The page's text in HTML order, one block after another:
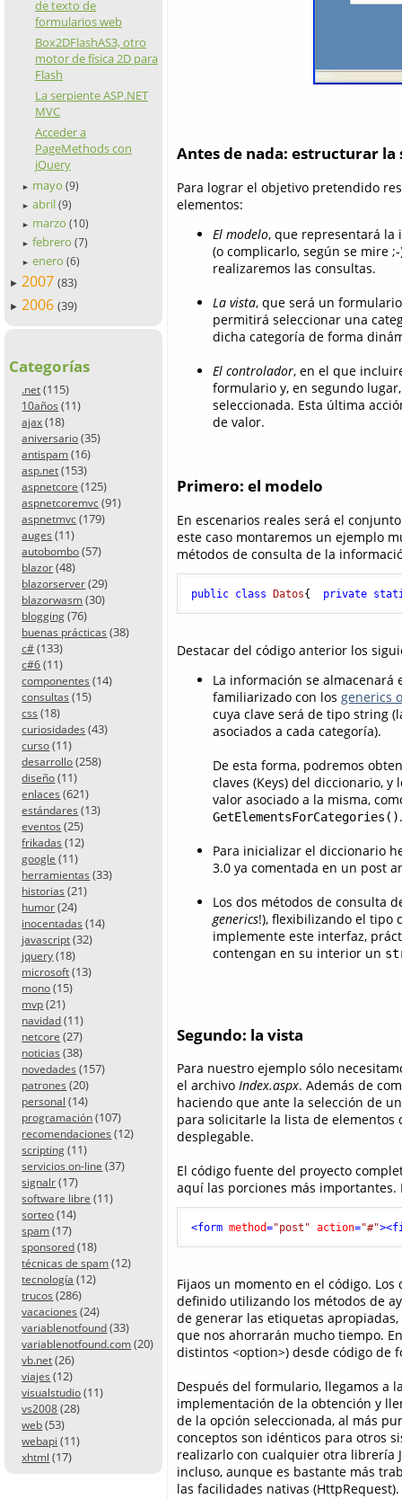
de texto de
formularios web
Box2DFlashAS3, otro
motor de física 2D para
Flash
La serpiente ASP.NET
MVC
Acceder a
PageMethods con
jQuery
► mayo (9)
► abril (9)
► marzo (10)
► febrero (7)
► enero (6)
► 2007 (83)
► 2006 (39)
Categorías
.net (115)
10años (11)
ajax (18)
aniversario (35)
antispam (16)
asp.net (153)
aspnetcore (125)
aspnetcoremvc (91)
aspnetmvc (179)
auges (11)
autobombo (57)
blazor (48)
blazorserver (29)
blazorwasm (30)
blogging (76)
buenas prácticas (38)
c# (133)
c#6 (11)
componentes (14)
consultas (15)
css (18)
curiosidades (43)
curso (11)
desarrollo (258)
diseño (11)
enlaces (621)
estándares (13)
eventos (25)
frikadas (12)
google (11)
herramientas (33)
historias (21)
humor (24)
inocentadas (14)
javascript (32)
jquery (18)
microsoft (13)
mono (15)
mvp (21)
navidad (11)
netcore (27)
noticias (38)
novedades (157)
patrones (20)
personal (14)
programación (107)
recomendaciones (12)
scripting (11)
servicios on-line (37)
signalr (17)
software libre (11)
sorteo (14)
spam (17)
sponsored (18)
técnicas de spam (12)
tecnología (12)
trucos (286)
vacaciones (24)
variablenotfound (33)
variablenotfound.com (20)
vb.net (26)
viajes (12)
visualstudio (11)
vs2008 (28)
web (53)
webapi (11)
xhtml (17)
Antes de nada: estructurar la
Para lograr el objetivo pretendido
elementos:
El modelo, que representará la
(o complicarlo, según se mire
realizaremos las consultas.
La vista, que será un
permitirá seleccionar una
dicha categoría de forma
El controlador, en el que
formulario y, en segundo
seleccionada. Esta última
de valor.
Primero: el modelo
En escenarios reales será el
este caso montaremos un ejemplo
métodos de consulta de la
public class Datos{ private
Destacar del código anterior los
La información se almacenará
familiarizado con los generics
cuya clave será de tipo string
asociados a cada categoría).
De esta forma, podremos
claves (Keys) del diccionario,
valor asociado a la misma,
GetElementsForCategories().
Para inicializar el diccionario
3.0 ya comentada en un post
Los dos métodos de consulta
generics!), flexibilizando el tipo
implemente este interfaz,
contengan en su interior un
Segundo: la vista
Para nuestro ejemplo sólo
el archivo Index.aspx. Además de
haciendo que ante la selección de
para solicitarle la lista de elementos
desplegable.
El código fuente del proyecto
aquí las porciones más
<form method="post" action="#"><
Fijaos un momento en el código.
definido utilizando los métodos de
de generar las etiquetas
que nos ahorrarán mucho tiempo.
distintos <option>) desde código de
Después del formulario, llegamos a
implementación de la obtención y
de la opción seleccionada, al más
conceptos son idénticos para otros
realizarlo con cualquier otra librería
incluso, aunque es bastante más
las facilidades nativas (HttpRequest).